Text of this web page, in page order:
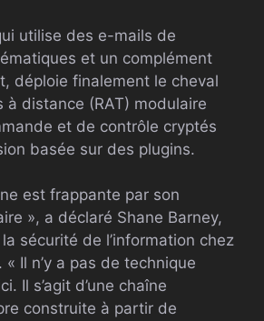
utilise des e-mails de
et un complément
déploie finalement le cheval
à distance (RAT) modulaire
et de contrôle cryptés
basée sur des plugins.
est frappante par son
», a déclaré Shane Barney,
sécurité de l’information chez
« Il n’y a pas de technique
Il s’agit d’une chaîne
construite à partir de